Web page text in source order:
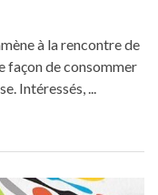
à la rencontre de
façon de consommer
Intéressés, ...